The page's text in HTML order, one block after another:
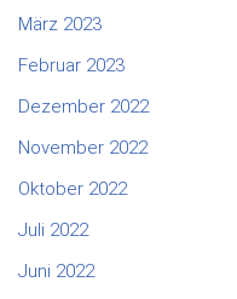
März 2023
Februar 2023
Dezember 2022
November 2022
Oktober 2022
Juli 2022
Juni 2022